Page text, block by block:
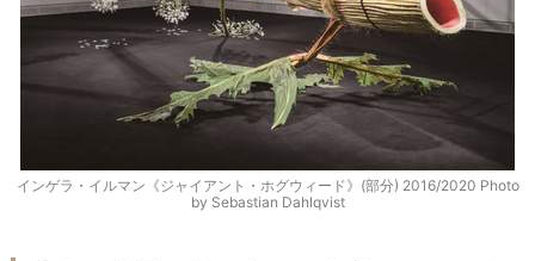
インゲラ・イルマン《ジャイアント・ホグウィード》(部分) 2016/2020 Photo
by Sebastian Dahlqvist